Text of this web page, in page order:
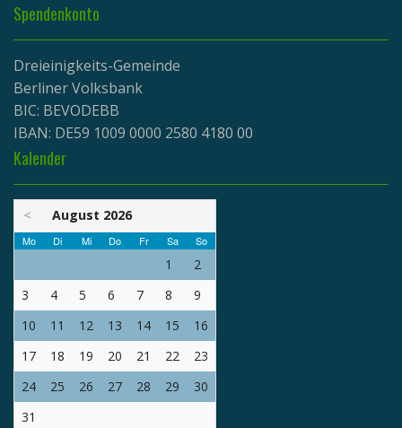
Spendenkonto
Dreieinigkeits-Gemeinde
Berliner Volksbank
BIC: BEVODEBB
IBAN: DE59 1009 0000 2580 4180 00
Kalender
< August 2026
Mo Di Mi Do Fr Sa So
1
2
3
4 5 6 7 8
9
10
11 12 13 14 15
16
17
18 19 20 21 22
23
24
25 26 27 28 29
30
31